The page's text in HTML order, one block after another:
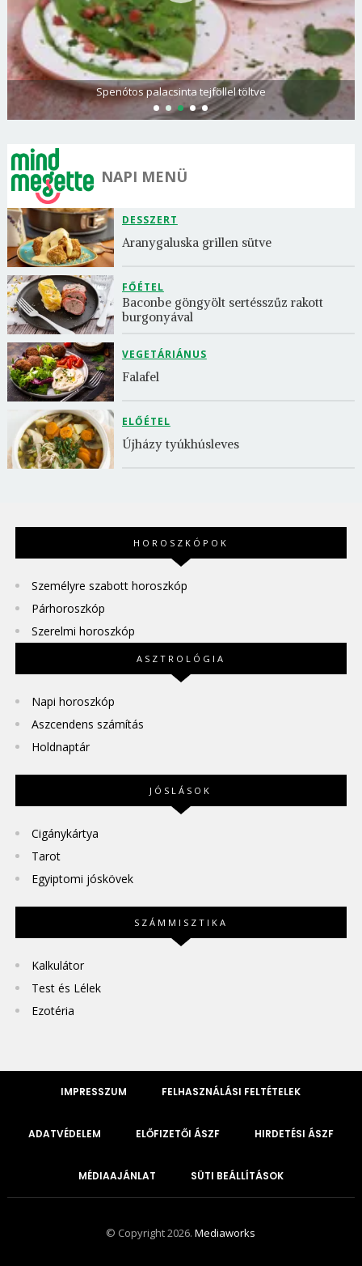
Spenótos palacsinta tejföllel töltve
NAPI MENÜ
DESSZERT
Aranygaluska grillen sütve
FŐÉTEL
Baconbe göngyölt sertésszűz rakott
burgonyával
VEGETÁRIÁNUS
Falafel
ELŐÉTEL
Újházy tyúkhúsleves
HOROSZKÓPOK
Személyre szabott horoszkóp
Párhoroszkóp
Szerelmi horoszkóp
ASZTROLÓGIA
Napi horoszkóp
Aszcendens számítás
Holdnaptár
JÓSLÁSOK
Cigánykártya
Tarot
Egyiptomi jóskövek
SZÁMMISZTIKA
Kalkulátor
Test és Lélek
Ezotéria
IMPRESSZUM FELHASZNÁLÁSI FELTÉTELEK
ADATVÉDELEM ELŐFIZETŐI ÁSZF HIRDETÉSI ÁSZF
MÉDIAAJÁNLAT SÜTI BEÁLLÍTÁSOK
© Copyright 2026.Mediaworks